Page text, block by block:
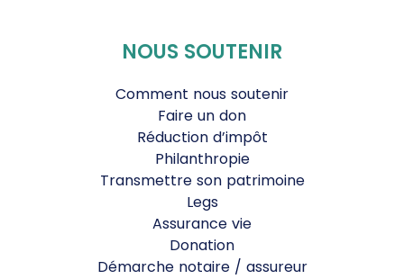
NOUS SOUTENIR
Comment nous soutenir
Faire un don
Réduction d’impôt
Philanthropie
Transmettre son patrimoine
Legs
Assurance vie
Donation
Démarche notaire / assureur